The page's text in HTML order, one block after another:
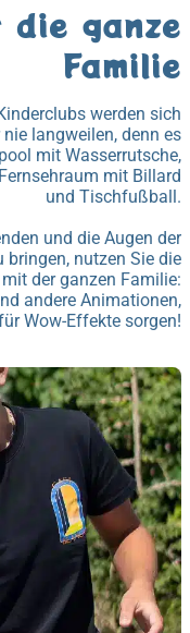
ganze
Familie
werden sich
langweilen, denn es
mit Wasserrutsche,
mit Billard
und Tischfußball.
und die Augen der
nutzen Sie die
der ganzen Familie:
andere Animationen,
Wow-Effekte sorgen!